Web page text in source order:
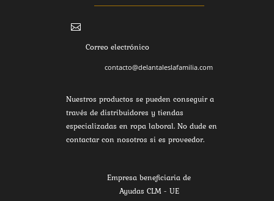

Correo electrónico
contacto@delantaleslafamilia.com
Nuestros productos se pueden conseguir a
través de distribuidores y tiendas
especializadas en ropa laboral. No dude en
contactar con nosotros si es proveedor.
Empresa beneficiaria de
Ayudas CLM - UE